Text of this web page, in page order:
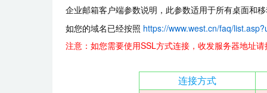
企业邮箱客户端参数说明，此参数适用于所有桌面和
如您的域名已经按照 https://www.west.cn/faq/
注意：如您需要使用SSL方式连接，收发服务器地址
连接方式